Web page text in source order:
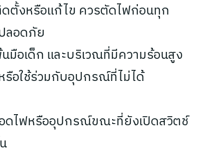
ตั้งหรือแก้ไข ควรตัดไฟก่อนทุก
ลอดภัย
มือเด็ก และบริเวณที่มีความร้อนสูง
รือใช้ร่วมกับอุปกรณ์ที่ไม่ได้
ดไฟหรืออุปกรณ์ขณะที่ยังเปิดสวิตช์